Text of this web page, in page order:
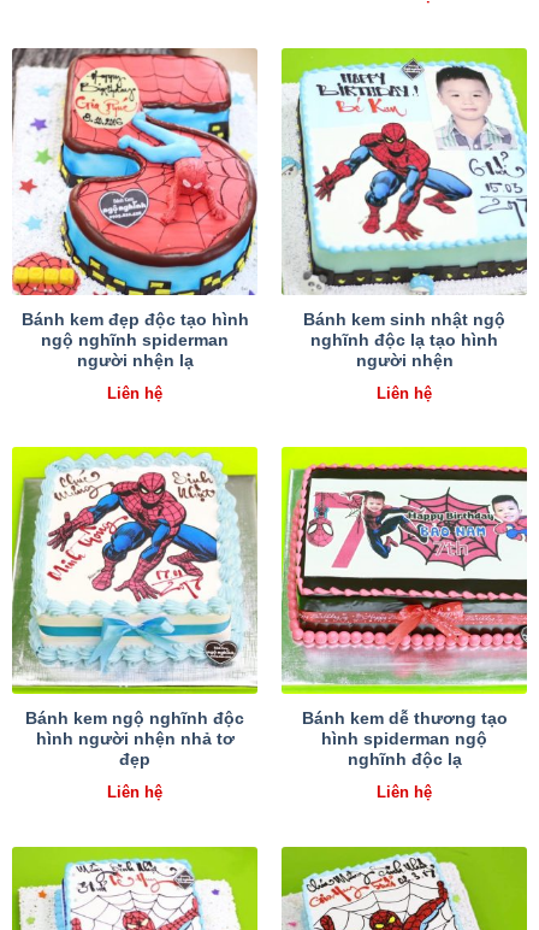
Bánh kem đẹp độc tạo hình
ngộ nghĩnh spiderman
người nhện lạ
Liên hệ
Bánh kem sinh nhật ngộ
nghĩnh độc lạ tạo hình
người nhện
Liên hệ
Bánh kem ngộ nghĩnh độc
hình người nhện nhả tơ
đẹp
Liên hệ
Bánh kem dễ thương tạo
hình spiderman ngộ
nghĩnh độc lạ
Liên hệ